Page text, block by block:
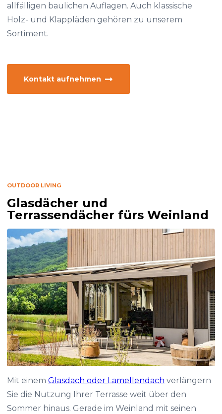
allfälligen baulichen Auflagen. Auch klassische
Holz- und Klappläden gehören zu unserem
Sortiment.
Kontakt aufnehmen
OUTDOOR LIVING
Glasdächer und
Terrassendächer fürs Weinland
Mit einem Glasdach oder Lamellendach verlängern
Sie die Nutzung Ihrer Terrasse weit über den
Sommer hinaus. Gerade im Weinland mit seinen